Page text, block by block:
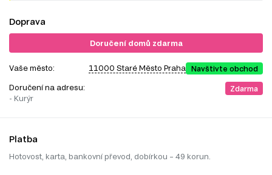
Doprava
Doručení domů zdarma
Vaše město: 11000 Staré Město Praha Navštivte obchod
Doručení na adresu:
- Kurýr
Zdarma
Platba
Hotovost, karta, bankovní převod, dobírkou – 49 korun.